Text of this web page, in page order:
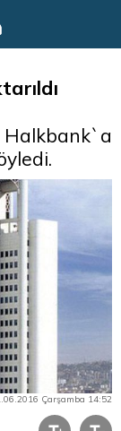
Halkbank`a
Çarşamba 14:52